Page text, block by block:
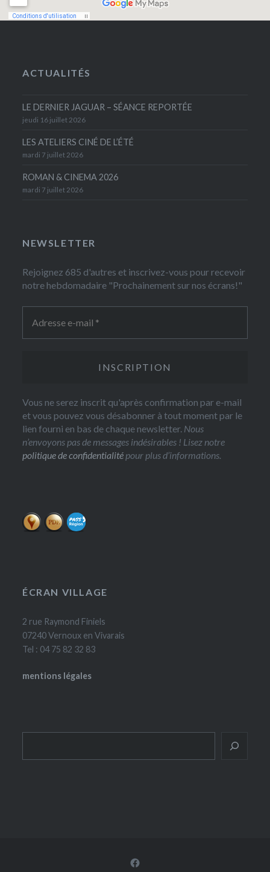
ACTUALITÉS
LE DERNIER JAGUAR – SÉANCE REPORTÉE
jeudi 16 juillet 2026
LES ATELIERS CINÉ DE L’ÉTÉ
mardi 7 juillet 2026
ROMAN & CINEMA 2026
mardi 7 juillet 2026
NEWSLETTER
Rejoignez 685 d'autres et inscrivez-vous pour recevoir
notre hebdomadaire "Prochainement sur nos écrans!"
Vous ne serez inscrit qu'après confirmation par e-mail
et vous pouvez vous désabonner à tout moment par le
lien fourni en bas de chaque newsletter. Nous
n’envoyons pas de messages indésirables ! Lisez notre
politique de confidentialité pour plus d’informations.
ÉCRAN VILLAGE
2 rue Raymond Finiels
07240 Vernoux en Vivarais
Tel : 04 75 82 32 83
mentions légales
Facebook